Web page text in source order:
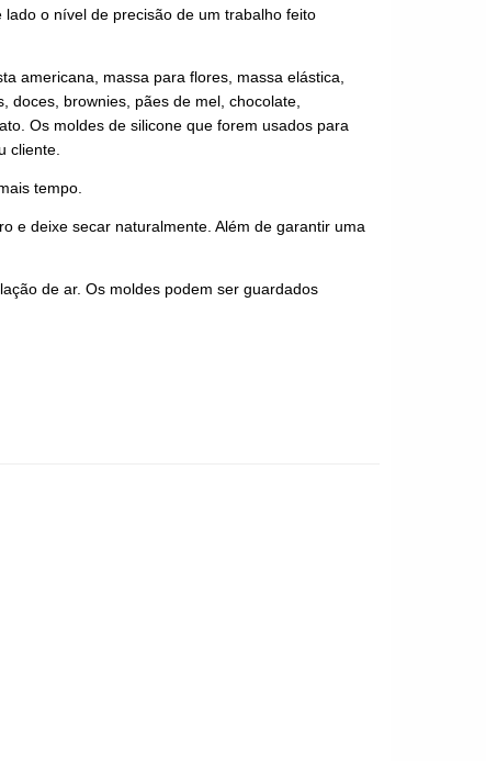
o nível de precisão de um trabalho feito
americana, massa para flores, massa elástica,
doces, brownies, pães de mel, chocolate,
Os moldes de silicone que forem usados para
cliente.
tempo.
e deixe secar naturalmente. Além de garantir uma
de ar. Os moldes podem ser guardados